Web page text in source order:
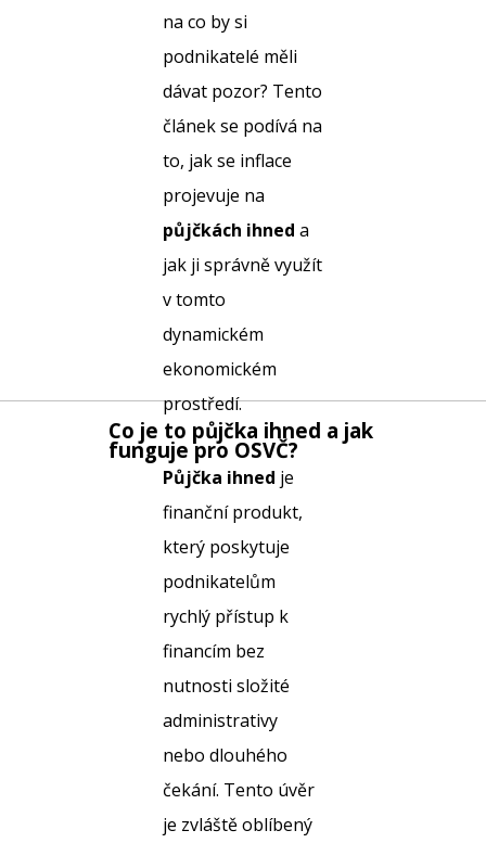
na co by si
podnikatelé měli
dávat pozor? Tento
článek se podívá na
to, jak se inflace
projevuje na
půjčkách ihned a
jak ji správně využít
v tomto
dynamickém
ekonomickém
prostředí.
Co je to půjčka ihned a jak
funguje pro OSVČ?
Půjčka ihned je
finanční produkt,
který poskytuje
podnikatelům
rychlý přístup k
financím bez
nutnosti složité
administrativy
nebo dlouhého
čekání. Tento úvěr
je zvláště oblíbený